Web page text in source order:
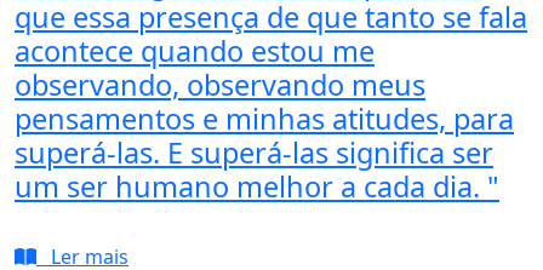
que essa presença de que tanto se fala
acontece quando estou me
observando, observando meus
pensamentos e minhas atitudes, para
superá-las. E superá-las significa ser
um ser humano melhor a cada dia. "
Ler mais